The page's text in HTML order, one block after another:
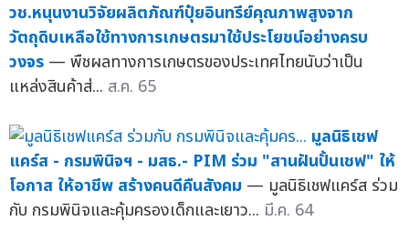
วช.หนุนงานวิจัยผลิตภัณฑ์ปุ๋ยอินทรีย์คุณภาพสูงจาก
วัตถุดิบเหลือใช้ทางการเกษตรมาใช้ประโยชน์อย่างครบ
วงจร — พืชผลทางการเกษตรของประเทศไทยนับว่าเป็น
แหล่งสินค้าส่... ส.ค. 65
มูลนิธิเชฟ
แคร์ส - กรมพินิจฯ - มสธ.- PIM ร่วม "สานฝันปั้นเชฟ" ให้
โอกาส ให้อาชีพ สร้างคนดีคืนสังคม — มูลนิธิเชฟแคร์ส ร่วม
กับ กรมพินิจและคุ้มครองเด็กและเยาว... มี.ค. 64